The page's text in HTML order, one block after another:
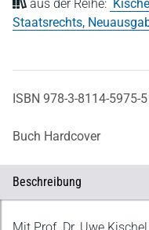
aus der Reihe:
Staatsrechts,
ISBN 978-3-8114-5975-5
Buch Hardcover
Beschreibung
Beschreibung